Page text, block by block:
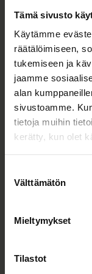
Tämä sivusto
Käytämme
räätälöimiseen,
tukemiseen ja
jaamme
alan
sivustoamme.
tietoja muihin
kerätty, kun olet
valinta
Välttämätön
Mieltymykset
Tilastot
2.6.2026 11:00